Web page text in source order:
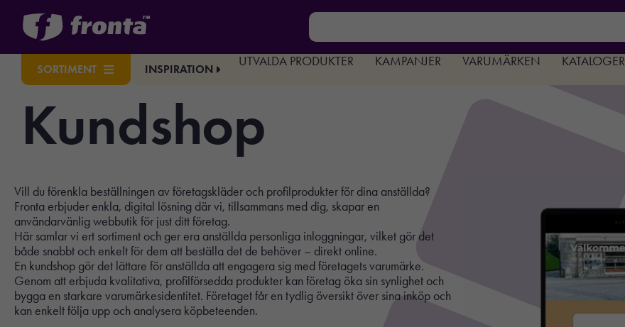
SORTIMENT INSPIRATION
UTVALDA PRODUKTER KAMPANJER VARUMÄRKEN KATALOGER
Kundshop
Vill du förenkla beställningen av företagskläder och profilprodukter för dina anställda?
Fronta erbjuder enkla, digital lösning där vi, tillsammans med dig, skapar en
användarvänlig webbutik för just ditt företag.
Här samlar vi ert sortiment och ger era anställda personliga inloggningar, vilket gör det
både snabbt och enkelt för dem att beställa det de behöver – direkt online.
En kundshop gör det lättare för anställda att engagera sig med företagets varumärke.
Genom att erbjuda kvalitativa, profilförsedda produkter kan företag öka sin synlighet och
bygga en starkare varumärkesidentitet. Företaget får en tydlig översikt över sina inköp och
kan enkelt följa upp och analysera köpbeteenden.